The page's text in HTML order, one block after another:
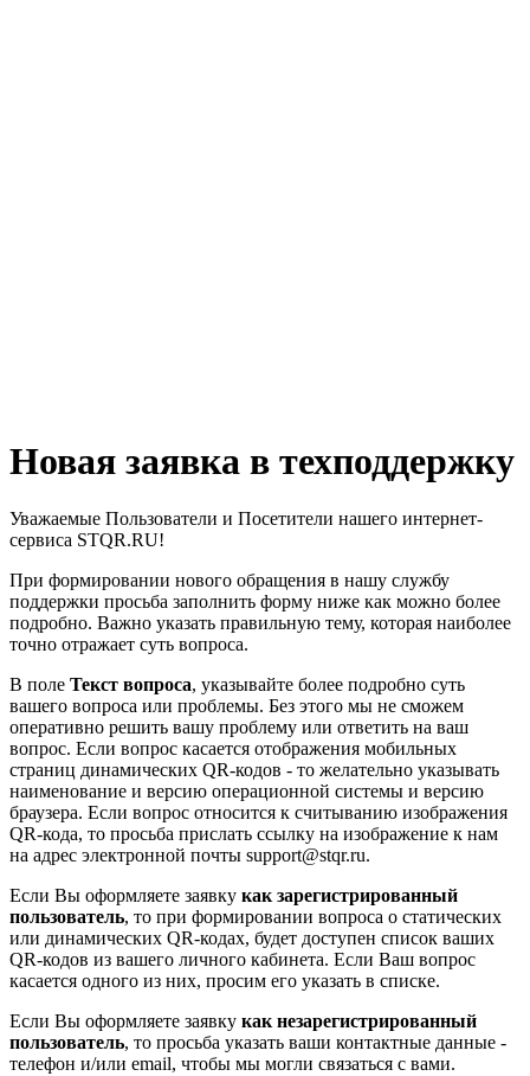
Новая заявка в техподдержку
Уважаемые Пользователи и Посетители нашего интернет-
сервиса STQR.RU!
При формировании нового обращения в нашу службу
поддержки просьба заполнить форму ниже как можно более
подробно. Важно указать правильную тему, которая наиболее
точно отражает суть вопроса.
В поле Текст вопроса, указывайте более подробно суть
вашего вопроса или проблемы. Без этого мы не сможем
оперативно решить вашу проблему или ответить на ваш
вопрос. Если вопрос касается отображения мобильных
страниц динамических QR-кодов - то желательно указывать
наименование и версию операционной системы и версию
браузера. Если вопрос относится к считыванию изображения
QR-кода, то просьба прислать ссылку на изображение к нам
на адрес электронной почты support@stqr.ru.
Если Вы оформляете заявку как зарегистрированный
пользователь, то при формировании вопроса о статических
или динамических QR-кодах, будет доступен список ваших
QR-кодов из вашего личного кабинета. Если Ваш вопрос
касается одного из них, просим его указать в списке.
Если Вы оформляете заявку как незарегистрированный
пользователь, то просьба указать ваши контактные данные -
телефон и/или email, чтобы мы могли связаться с вами.